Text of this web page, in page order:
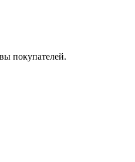
покупателей.